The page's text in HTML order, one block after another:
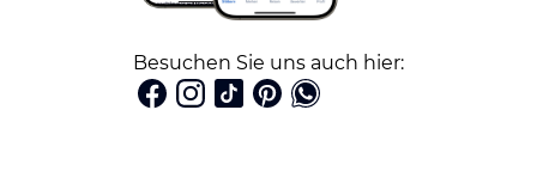
Besuchen Sie uns auch hier: